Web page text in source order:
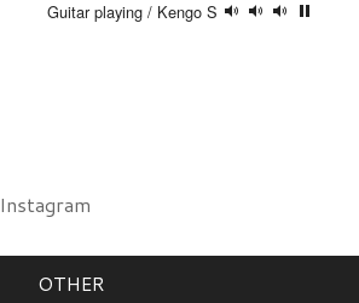
Guitar playing / Kengo S
Instagram
OTHER